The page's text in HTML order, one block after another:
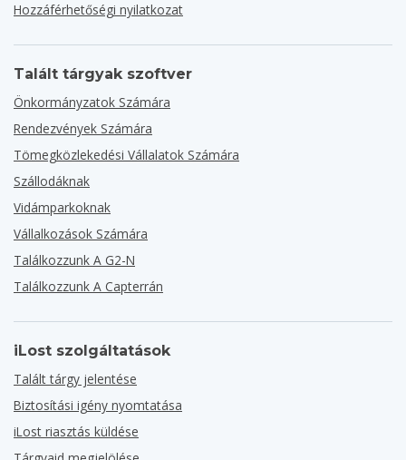
Hozzáférhetőségi nyilatkozat
Talált tárgyak szoftver
Önkormányzatok Számára
Rendezvények Számára
Tömegközlekedési Vállalatok Számára
Szállodáknak
Vidámparkoknak
Vállalkozások Számára
Találkozzunk A G2-N
Találkozzunk A Capterrán
iLost szolgáltatások
Talált tárgy jelentése
Biztosítási igény nyomtatása
iLost riasztás küldése